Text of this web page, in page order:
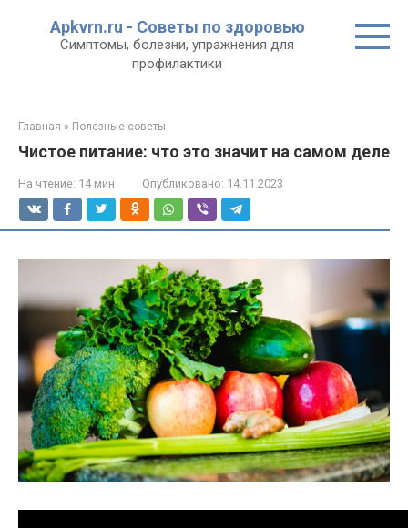
Apkvrn.ru - Советы по здоровью
Симптомы, болезни, упражнения для
профилактики
Главная » Полезные советы
Чистое питание: что это значит на самом деле
На чтение: 14 мин Опубликовано: 14.11.2023